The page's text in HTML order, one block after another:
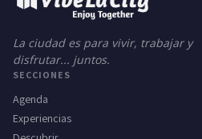
La ciudad es para vivir, trabajar y
disfrutar... juntos.
SECCIONES
Agenda
Experiencias